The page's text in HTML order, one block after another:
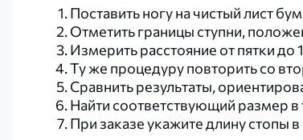
Поставить ногу на чистый лист
Отметить границы ступни,
Измерить расстояние от пятки до
Ту же процедуру повторить со
Сравнить результаты,
Найти соответствующий размер
При заказе укажите длину стопы